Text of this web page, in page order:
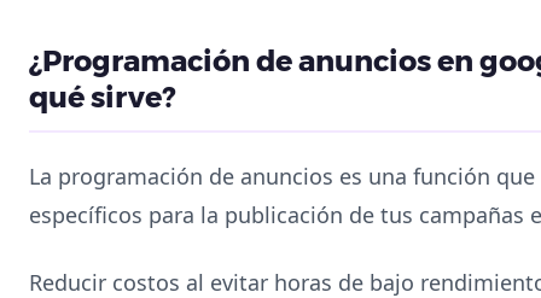
¿Programación de anuncios en
qué sirve?
La programación de anuncios es una función
específicos para la publicación de tus campañas
Reducir costos al evitar horas de bajo